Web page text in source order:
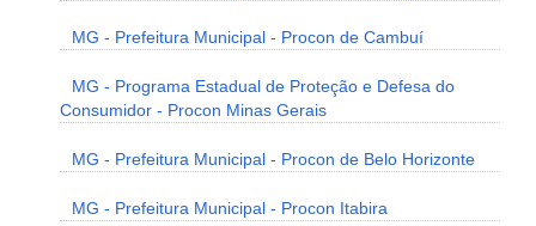
MG - Prefeitura Municipal - Procon de Cambuí
MG - Programa Estadual de Proteção e Defesa do
Consumidor - Procon Minas Gerais
MG - Prefeitura Municipal - Procon de Belo Horizonte
MG - Prefeitura Municipal - Procon Itabira